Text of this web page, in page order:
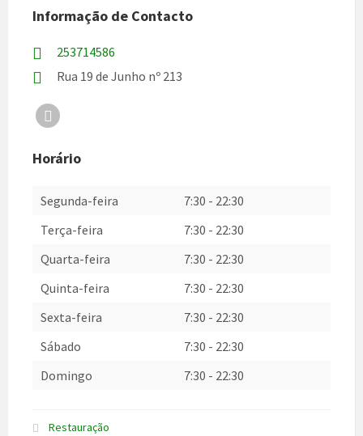
Informação de Contacto
253714586
Rua 19 de Junho nº 213
Facebook
Horário
Segunda-feira 7:30 - 22:30
Terça-feira
7:30 - 22:30
Quarta-feira
7:30 - 22:30
Quinta-feira
7:30 - 22:30
Sexta-feira
7:30 - 22:30
Sábado
7:30 - 22:30
Domingo
7:30 - 22:30
Restauração